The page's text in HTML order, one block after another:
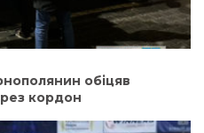
обіцяв
кордон